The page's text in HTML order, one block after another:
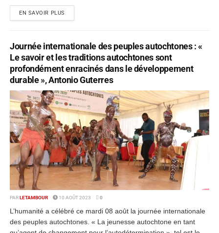
EN SAVOIR PLUS
Journée internationale des peuples autochtones : «
Le savoir et les traditions autochtones sont
profondément enracinés dans le développement
durable », Antonio Guterres
PAR LETAMBOUR 10 AOÛT 2023 0
L’humanité a célébré ce mardi 08 août la journée internationale
des peuples autochtones. « La jeunesse autochtone en tant